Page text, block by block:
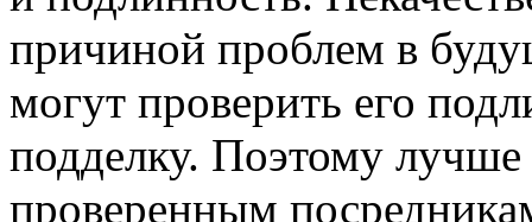
причиной проблем в
могут проверить его
подделку. Поэтому лучше
проверенным